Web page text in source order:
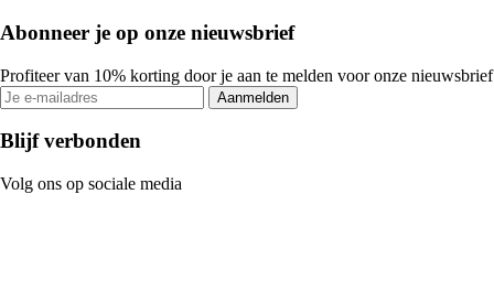
Abonneer je op onze nieuwsbrief
Profiteer van 10% korting door je aan te melden voor onze nieuwsbrief
Aanmelden
Blijf verbonden
Volg ons op sociale media